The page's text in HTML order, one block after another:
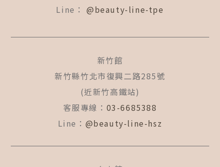
Line： @beauty-line-tpe
新竹館
新竹縣竹北市復興二路285號
(近新竹高鐵站)
客服專線： 03-6685388
Line： @beauty-line-hsz